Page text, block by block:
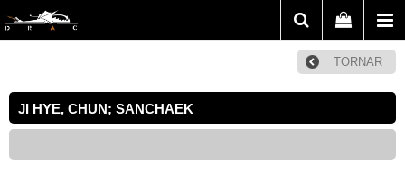
TORNAR
JI HYE, CHUN; SANCHAEK